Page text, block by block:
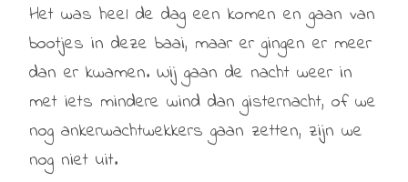
Het was heel de dag een komen en gaan van
bootjes in deze baai, maar er gingen er meer
dan er kwamen. Wij gaan de nacht weer in
met iets mindere wind dan gisternacht, of we
nog ankerwachtwekkers gaan zetten, zijn we
nog niet uit.